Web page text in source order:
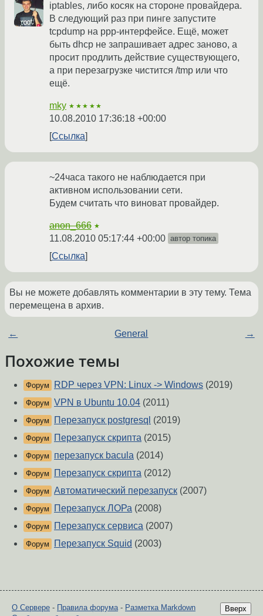
iptables, либо косяк на стороне провайдера.
В следующий раз при пинге запустите
tcpdump на ppp-интерфейсе. Ещё, может
быть dhcp не запрашивает адрес заново, а
просит продлить действие существующего,
а при перезагрузке чистится /tmp или что
ещё.
mky ★★★★★
10.08.2010 17:36:18 +00:00
Ссылка
~24часа такого не наблюдается при
активном использовании сети.
Будем считать что виноват провайдер.
anon_666 ★
11.08.2010 05:17:44 +00:00 автор топика
Ссылка
Вы не можете добавлять комментарии в эту тему. Тема
перемещена в архив.
← General →
Похожие темы
Форум RDP через VPN: Linux -> Windows (2019)
Форум VPN в Ubuntu 10.04 (2011)
Форум Перезапуск postgresql (2019)
Форум Перезапуск скрипта (2015)
Форум перезапуск bacula (2014)
Форум Перезапуск скрипта (2012)
Форум Автоматический перезапуск (2007)
Форум Перезапуск ЛОРа (2008)
Форум Перезапуск сервиса (2007)
Форум Перезапуск Squid (2003)
Вверх
О Сервере - Правила форума- Разметка Markdown